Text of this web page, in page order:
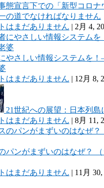
態宣言下での「新型コロ
の道でなければなりません
はまだありません | 2月 4,
やさしい情報システムを
はまだありません | 12月 8,
21世紀への展望：日本列島
はまだありません | 8月 11,
パンがまずいのはなぜ？
はまだありません | 11月 30,